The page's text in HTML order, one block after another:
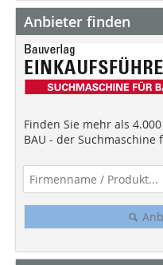
Anbieter finden
Finden Sie mehr als 4.000
BAU - der Suchmaschine